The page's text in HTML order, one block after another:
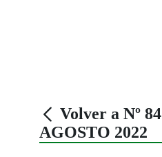
Volver a Nº
AGOSTO 2022